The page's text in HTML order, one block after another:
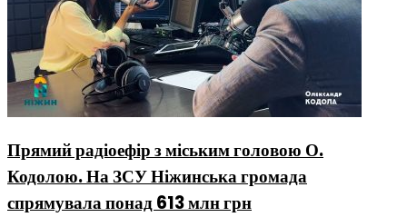
Прямий радіоефір з міським головою О.
Кодолою. На ЗСУ Ніжинська громада
спрямувала понад 613 млн грн